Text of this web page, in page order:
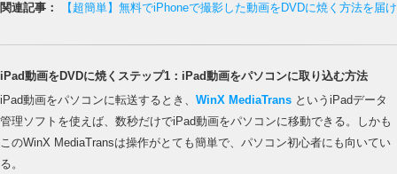
関連記事： 【超簡単】無料でiPhoneで撮影した動画をDVDに焼く方法を届け
iPad動画をDVDに焼くステップ1：iPad動画をパソコンに取り込む方法
iPad動画をパソコンに転送するとき、 WinX MediaTrans というiPadデータ
管理ソフトを使えば、数秒だけでiPad動画をパソコンに移動できる。しかも
このWinX MediaTransは操作がとても簡単で、パソコン初心者にも向いてい
る。